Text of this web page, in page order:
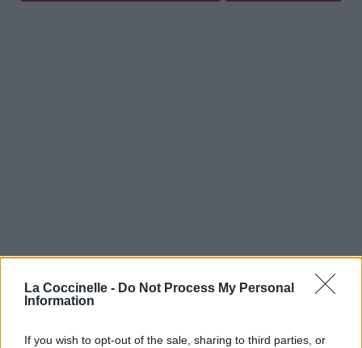
La Coccinelle - Do Not Process My Personal
Information
If you wish to opt-out of the sale, sharing to third parties, or